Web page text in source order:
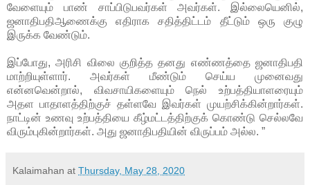
வேளையும் பாண் சாப்பிடுபவர்கள் அவர்கள். இல்லையெனில்,
ஜனாதிபதிஆணைக்கு எதிராக சதித்திட்டம் தீட்டும் ஒரு குழு
இருக்க வேண்டும்.
இப்போது, அரிசி விலை குறித்த தனது எண்ணத்தை ஜனாதிபதி
மாற்றியுள்ளார். அவர்கள் மீண்டும் செய்ய முனைவது
என்னவென்றால், விவசாயிகளையும் நெல் உற்பத்தியாளரையும்
அதள பாதாளத்திற்குச் தள்ளவே இவர்கள் முயற்சிக்கின்றார்கள்.
நாட்டின் உணவு உற்பத்தியை கீழ்மட்டத்திற்குக் கொண்டு செல்லவே
விரும்புகின்றார்கள். அது ஜனாதிபதியின் விருப்பம் அல்ல. ”
Kalaimahan at Thursday, May 28, 2020